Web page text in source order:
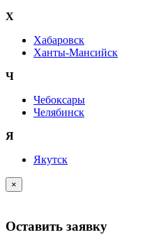
Х
Хабаровск
Ханты-Мансийск
Ч
Чебоксары
Челябинск
Я
Якутск
×
Оставить заявку